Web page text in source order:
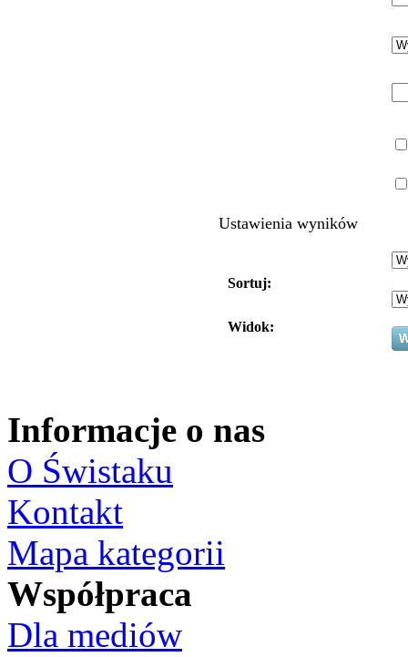
Ustawienia wyników
Sortuj:
Widok:
Informacje o nas
O Świstaku
Kontakt
Mapa kategorii
Współpraca
Dla mediów